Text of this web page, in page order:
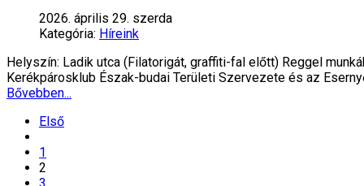
2026. április 29. szerda
Kategória: Híreink
Helyszín: Ladik utca (Filatorigát, graffiti-fal előtt) Reggel
Kerékpárosklub Észak-budai Területi Szervezete és az
Bővebben...
Első
1
2
3